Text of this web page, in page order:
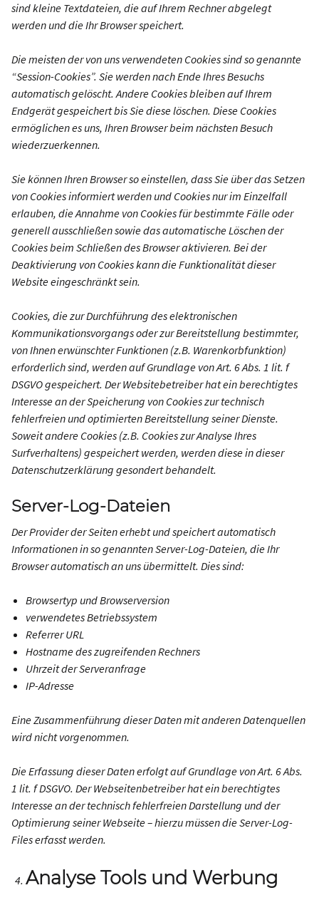
sind kleine Textdateien, die auf Ihrem Rechner abgelegt
werden und die Ihr Browser speichert.
Die meisten der von uns verwendeten Cookies sind so genannte
“Session-Cookies”. Sie werden nach Ende Ihres Besuchs
automatisch gelöscht. Andere Cookies bleiben auf Ihrem
Endgerät gespeichert bis Sie diese löschen. Diese Cookies
ermöglichen es uns, Ihren Browser beim nächsten Besuch
wiederzuerkennen.
Sie können Ihren Browser so einstellen, dass Sie über das Setzen
von Cookies informiert werden und Cookies nur im Einzelfall
erlauben, die Annahme von Cookies für bestimmte Fälle oder
generell ausschließen sowie das automatische Löschen der
Cookies beim Schließen des Browser aktivieren. Bei der
Deaktivierung von Cookies kann die Funktionalität dieser
Website eingeschränkt sein.
Cookies, die zur Durchführung des elektronischen
Kommunikationsvorgangs oder zur Bereitstellung bestimmter,
von Ihnen erwünschter Funktionen (z.B. Warenkorbfunktion)
erforderlich sind, werden auf Grundlage von Art. 6 Abs. 1 lit. f
DSGVO gespeichert. Der Websitebetreiber hat ein berechtigtes
Interesse an der Speicherung von Cookies zur technisch
fehlerfreien und optimierten Bereitstellung seiner Dienste.
Soweit andere Cookies (z.B. Cookies zur Analyse Ihres
Surfverhaltens) gespeichert werden, werden diese in dieser
Datenschutzerklärung gesondert behandelt.
Server-Log-Dateien
Der Provider der Seiten erhebt und speichert automatisch
Informationen in so genannten Server-Log-Dateien, die Ihr
Browser automatisch an uns übermittelt. Dies sind:
Browsertyp und Browserversion
verwendetes Betriebssystem
Referrer URL
Hostname des zugreifenden Rechners
Uhrzeit der Serveranfrage
IP-Adresse
Eine Zusammenführung dieser Daten mit anderen Datenquellen
wird nicht vorgenommen.
Die Erfassung dieser Daten erfolgt auf Grundlage von Art. 6 Abs.
1 lit. f DSGVO. Der Webseitenbetreiber hat ein berechtigtes
Interesse an der technisch fehlerfreien Darstellung und der
Optimierung seiner Webseite – hierzu müssen die Server-Log-
Files erfasst werden.
Analyse Tools und Werbung